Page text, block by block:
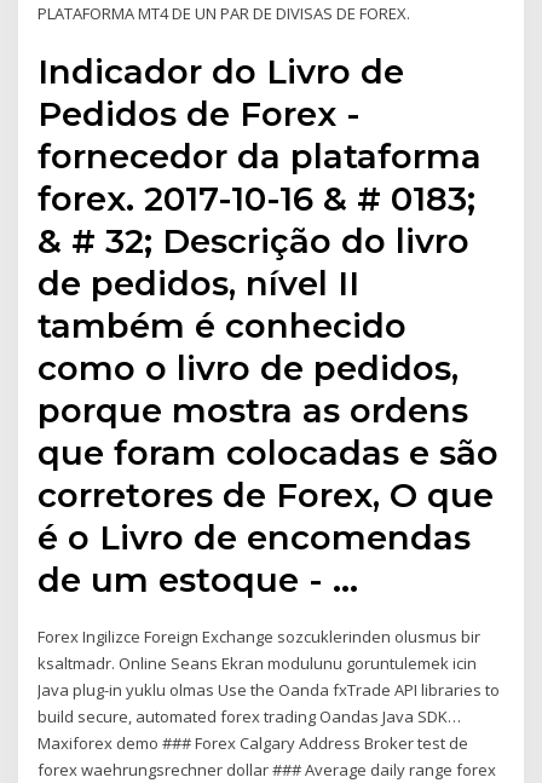
PLATAFORMA MT4 DE UN PAR DE DIVISAS DE FOREX.
Indicador do Livro de
Pedidos de Forex -
fornecedor da plataforma
forex. 2017-10-16 & # 0183;
& # 32; Descrição do livro
de pedidos, nível II
também é conhecido
como o livro de pedidos,
porque mostra as ordens
que foram colocadas e são
corretores de Forex, O que
é o Livro de encomendas
de um estoque - …
Forex Ingilizce Foreign Exchange sozcuklerinden olusmus bir
ksaltmadr. Online Seans Ekran modulunu goruntulemek icin
Java plug-in yuklu olmas Use the Oanda fxTrade API libraries to
build secure, automated forex trading Oandas Java SDK…
Maxiforex demo ### Forex Calgary Address Broker test de
forex waehrungsrechner dollar ### Average daily range forex